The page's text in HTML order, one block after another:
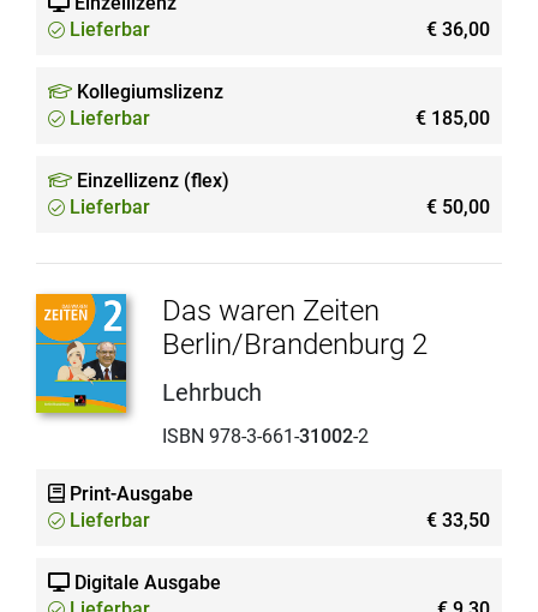
Lieferbar
€ 36,00
Kollegiumslizenz
Lieferbar
€ 185,00
Einzellizenz (flex)
Lieferbar
€ 50,00
Das waren Zeiten
Berlin/Brandenburg 2
Lehrbuch
ISBN 978-3-661-31002-2
Print-Ausgabe
Lieferbar
€ 33,50
Digitale Ausgabe